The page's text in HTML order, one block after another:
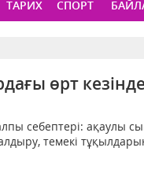
ТАРИХ СПОРТ
өрт
себептері: ақаулы
темекі